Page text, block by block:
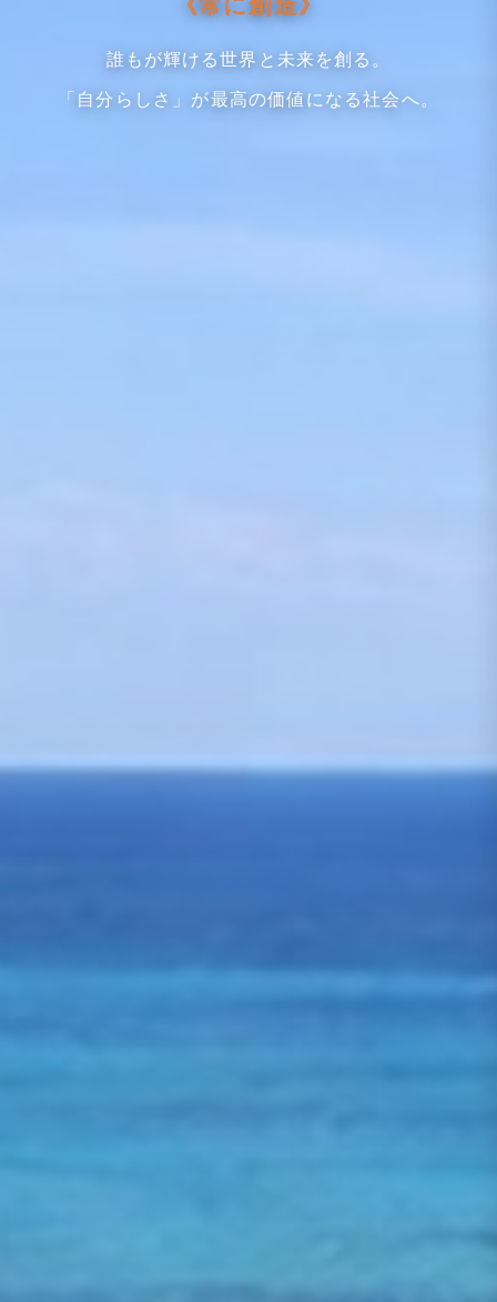
誰もが輝ける世界と未来を創る。
「自分らしさ」が最高の価値になる社会へ。